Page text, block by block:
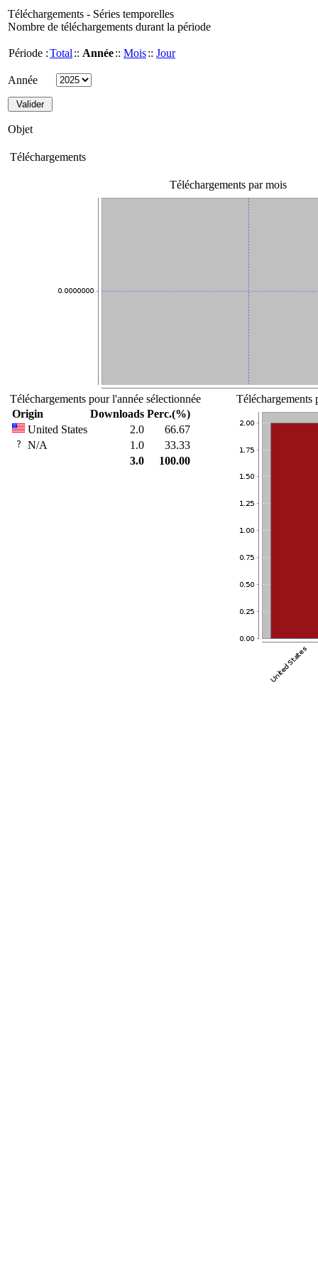
Téléchargements - Séries temporelles
Nombre de téléchargements durant la période
Période :Total :: Année:: Mois:: Jour
Année
Objet
Téléchargements
Téléchargements par mois
Téléchargements pour l'année sélectionnée
Origin
Downloads Perc.(%)
United States
2.0
66.67
N/A
1.0
33.33
3.0
100.00
Téléchargements